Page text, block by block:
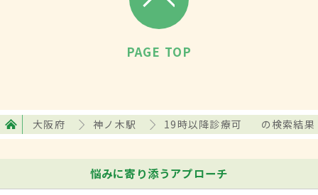
PAGE TOP
大阪府 神ノ木駅 19時以降診療可 の検索結果
悩みに寄り添うアプローチ